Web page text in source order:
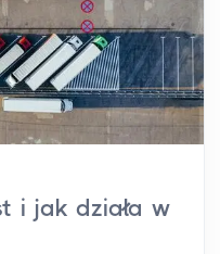
i jak działa w